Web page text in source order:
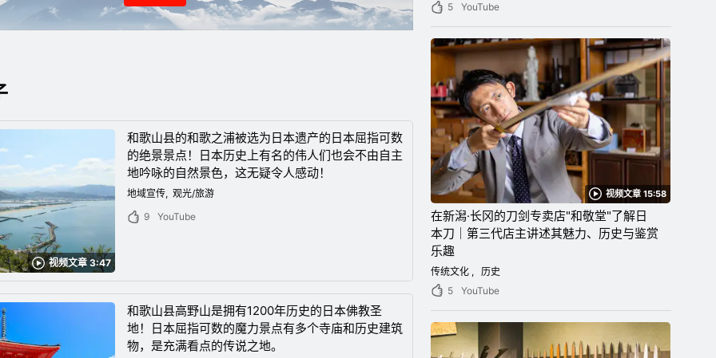
视频文章 3:47
和歌山县的和歌之浦被选为日本遗产的日本屈指可数
的绝景景点！日本历史上有名的伟人们也会不由自主
地吟咏的自然景色，这无疑令人感动！
地域宣传
观光/旅游
9
YouTube
和歌山县高野山是拥有1200年历史的日本佛教圣
地！日本屈指可数的魔力景点有多个寺庙和历史建筑
物，是充满看点的传说之地。
5
YouTube
视频文章 15:58
在新潟·长冈的刀剑专卖店"和敬堂"了解日
本刀｜第三代店主讲述其魅力、历史与鉴赏
乐趣
传统文化
历史
5
YouTube